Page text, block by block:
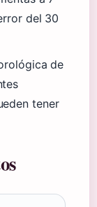
del 30
de
tener